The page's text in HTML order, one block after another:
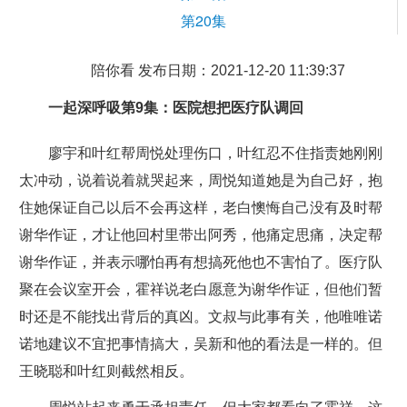
第20集
陪你看 发布日期：2021-12-20 11:39:37
一起深呼吸第9集：医院想把医疗队调回
廖宇和叶红帮周悦处理伤口，叶红忍不住指责她刚刚
太冲动，说着说着就哭起来，周悦知道她是为自己好，抱
住她保证自己以后不会再这样，老白懊悔自己没有及时帮
谢华作证，才让他回村里带出阿秀，他痛定思痛，决定帮
谢华作证，并表示哪怕再有想搞死他也不害怕了。医疗队
聚在会议室开会，霍祥说老白愿意为谢华作证，但他们暂
时还是不能找出背后的真凶。文叔与此事有关，他唯唯诺
诺地建议不宜把事情搞大，吴新和他的看法是一样的。但
王晓聪和叶红则截然相反。